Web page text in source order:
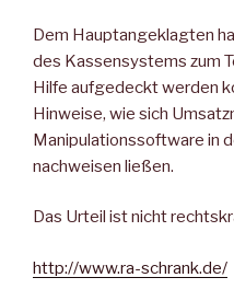
Dem Hauptangeklagten
des Kassensystems zum
Hilfe aufgedeckt werden
Hinweise, wie sich
Manipulationssoftware in
nachweisen ließen.
Das Urteil ist nicht
http://www.ra-schrank.de/